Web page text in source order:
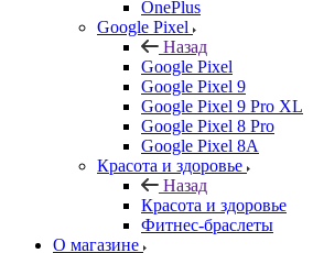
OnePlus
Google Pixel
Назад
Google Pixel
Google Pixel 9
Google Pixel 9 Pro XL
Google Pixel 8 Pro
Google Pixel 8A
Красота и здоровье
Назад
Красота и здоровье
Фитнес-браслеты
О магазине